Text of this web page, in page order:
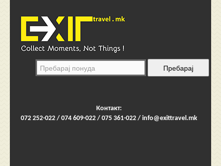
Контакт:
072 252-022 / 074 609-022 / 075 361-022 / info@exittravel.mk